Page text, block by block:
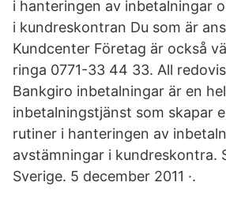
i hanteringen av inbetalningar
i kundreskontran Du som är
Kundcenter Företag är också
ringa 0771-33 44 33. All
Bankgiro inbetalningar är en
inbetalningstjänst som skapar
rutiner i hanteringen av
avstämningar i kundreskontra.
Sverige. 5 december 2011 ·.